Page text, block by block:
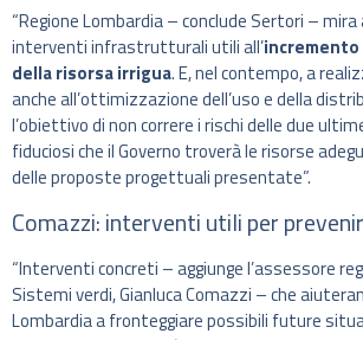
“Regione Lombardia – conclude Sertori –
interventi infrastrutturali utili all’
della risorsa irrigua. E, nel contempo, a
anche all’ottimizzazione dell’uso e della
l’obiettivo di non correre i rischi delle due
fiduciosi che il Governo troverà le risorse
delle proposte progettuali presentate”.
Comazzi: interventi utili per
“Interventi concreti – aggiunge l’assessore
Sistemi verdi, Gianluca Comazzi – che
Lombardia a fronteggiare possibili future